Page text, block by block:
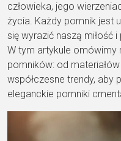
człowieka, jego
życia. Każdy pomnik jest
się wyrazić naszą miłość
W tym artykule omówimy
pomników: od
współczesne trendy,
eleganckie pomniki